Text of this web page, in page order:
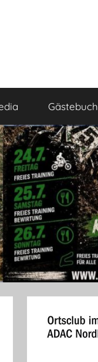
Gästebuch